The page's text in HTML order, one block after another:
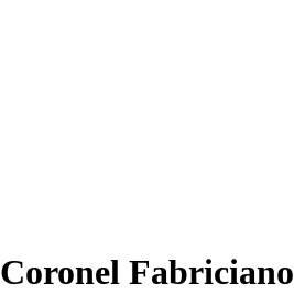
Coronel Fabriciano